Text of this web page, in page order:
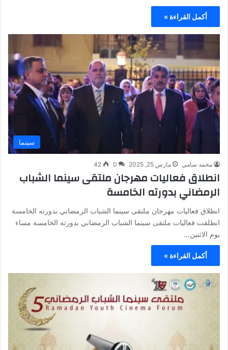
أكمل القراءة »
سينما
محمد سامي مارس 25, 2025 0
42
انطلاق فعاليات مهرجان ملتقى سينما الشباب
الرمضاني بدورته الخامسة
انطلاق فعاليات مهرجان ملتقى سينما الشباب الرمضاني بدورته الخامسة
انطلقت فعاليات ملتقى سينما الشباب الرمضاني بدورته الخامسة مساء
يوم الاثنين…
أكمل القراءة »